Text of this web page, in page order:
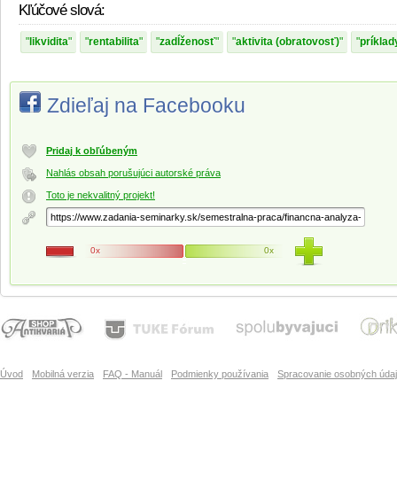
Kľúčové slová:
likvidita rentabilita zadĺženosť aktivita (obratovosť)
Zdieľaj na Facebooku
Pridaj k obľúbeným
Nahlás obsah porušujúci autorské práva
Toto je nekvalitný projekt!
0x 0x
Úvod Mobilná verzia FAQ - Manuál Podmienky používania Spracovanie osobných